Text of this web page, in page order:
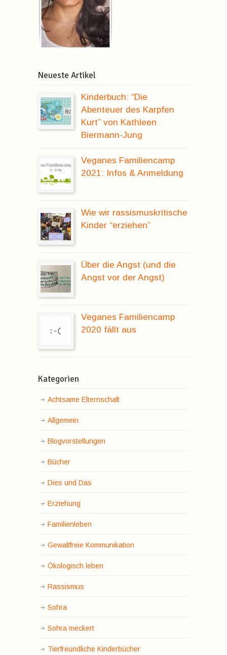
Neueste Artikel
Kinderbuch: “Die
Abenteuer des Karpfen
Kurt” von Kathleen
Biermann-Jung
Veganes Familiencamp
2021: Infos & Anmeldung
Wie wir rassismuskritische
Kinder “erziehen”
Über die Angst (und die
Angst vor der Angst)
Veganes Familiencamp
2020 fällt aus
Kategorien
Achtsame Elternschaft
Allgemein
Blogvorstellungen
Bücher
Dies und Das
Erziehung
Familienleben
Gewaltfreie Kommunikation
Ökologisch leben
Rassismus
Sohra
Sohra meckert
Tierfreundliche Kinderbücher